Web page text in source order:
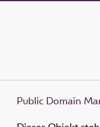
Public Domain